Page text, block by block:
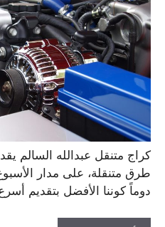
كراج متنقل عبدالله السالم
دوماً كوننا الأفضل بتقديم